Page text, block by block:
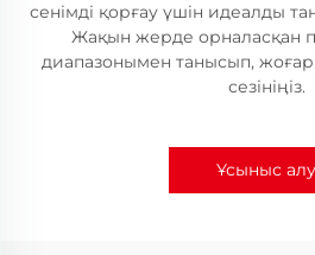
сенімді қорғау үшін идеалды
Жақын жерде орналасқан
диапазонымен танысып,
сезініңіз.
Ұсыныс алу